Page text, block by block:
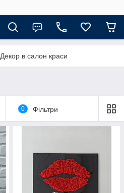
Декор в салон краси
0 Фільтри